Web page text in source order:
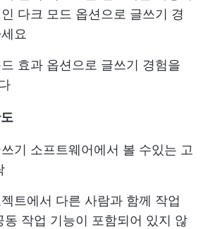
다크 모드 옵션으로 글쓰기 경
요
효과 옵션으로 글쓰기 경험을
기 소프트웨어에서 볼 수있는 고
트에서 다른 사람과 함께 작업
동 작업 기능이 포함되어 있지 않